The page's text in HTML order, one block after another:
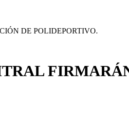
DE POLIDEPORTIVO.